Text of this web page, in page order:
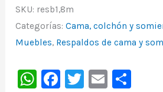
SKU: resb1,8m
Categorías:Cama, colchón y
Muebles, Respaldos de cama y
WhatsApp
Facebook
Twitter
Email